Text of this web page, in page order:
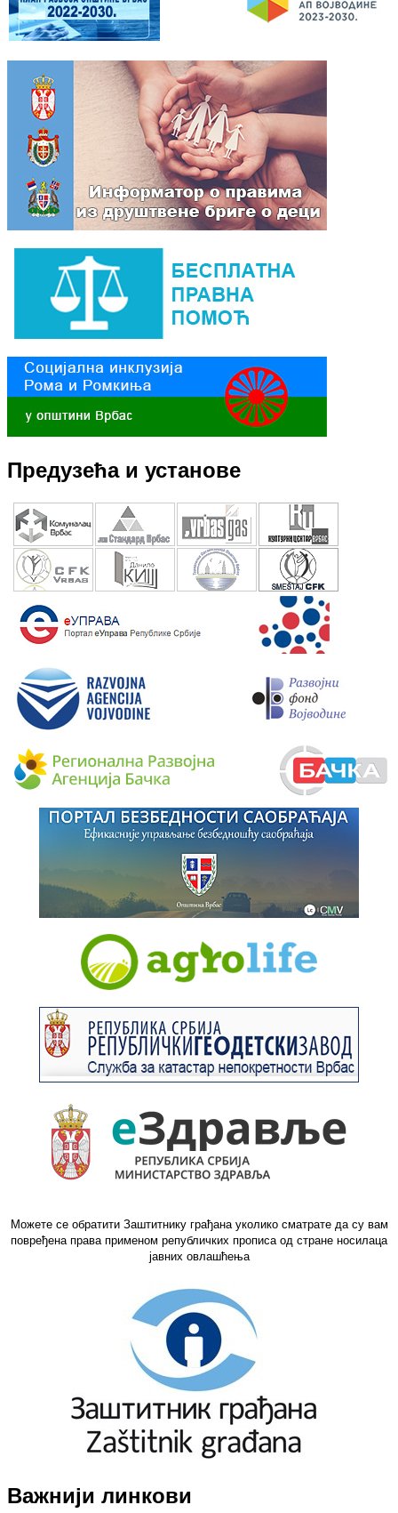
Предузећа и установе
Можете се обратити Заштитнику грађана уколико сматрате да су вам
повређена права применом републичких прописа од стране носилаца
јавних овлашћења
Важнији линкови